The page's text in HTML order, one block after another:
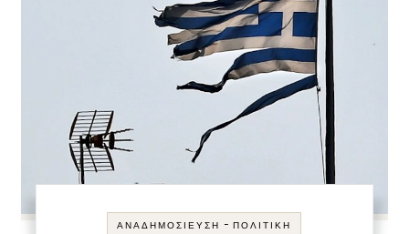
ΑΝΑΔΗΜΟΣΊΕΥΣΗ -ΠΟΛΙΤΙΚΉ